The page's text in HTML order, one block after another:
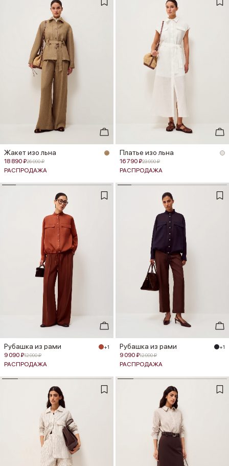
Жакет изо льна
18 890 ₽26 990 ₽
РАСПРОДАЖА
Платье изо льна
16 790 ₽23 990 ₽
РАСПРОДАЖА
Рубашка из рами +1
9 090 ₽12 990 ₽
РАСПРОДАЖА
Рубашка из рами +1
9 090 ₽12 990 ₽
РАСПРОДАЖА